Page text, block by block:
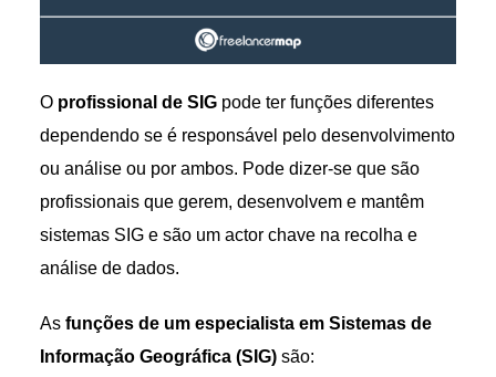
O profissional de SIGpode ter funções diferentes
dependendo se é responsável pelo desenvolvimento
ou análise ou por ambos. Pode dizer-se que são
profissionais que gerem, desenvolvem e mantêm
sistemas SIG e são um actor chave na recolha e
análise de dados.
As funções de um especialista em Sistemas de
Informação Geográfica (SIG)são: